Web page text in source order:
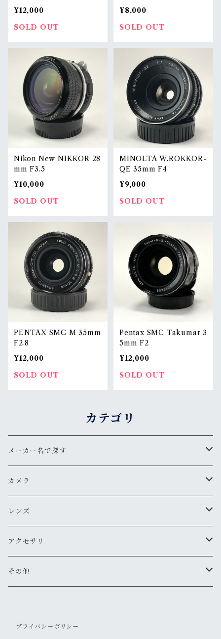
¥12,000
SOLD OUT
¥8,000
SOLD OUT
Nikon New NIKKOR 28
mm F3.5
¥10,000
SOLD OUT
MINOLTA W.ROKKOR-
QE 35mm F4
¥9,000
SOLD OUT
PENTAX SMC M 35mm
F2.8
¥12,000
SOLD OUT
Pentax SMC Takumar 3
5mm F2
¥12,000
SOLD OUT
カテゴリ
メーカー名で探す
ペンタックス
オリンパス
ニコン
キヤノン
リコー
カメラ
用途から探す
気軽にスナップ
マニュアル操作で本格的に
一眼レフ
ペンタックス
ミノルタ
レンジファインダー(レンズ交換式)
ミノルタ(千代田光学)
ミノルタ
ハーフカメラ
レンズ
焦点距離から探す
広角
望遠
ニコンFマウント
ペンタックスKマウント
アクセサリ
レンズフード
キャップ
その他
プライバシーポリシー